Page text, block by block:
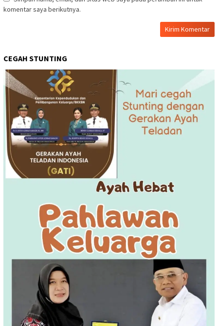
komentar saya berikutnya.
CEGAH STUNTING